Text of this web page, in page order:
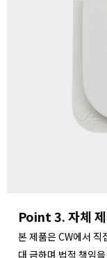
Point 3. 자체
본 제품은 CW에서 직
대 금하며 법적 책임